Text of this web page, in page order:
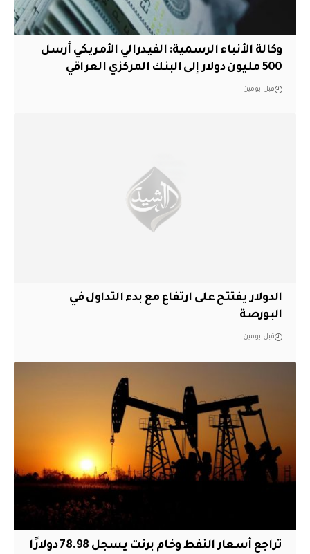
وكالة الأنباء الرسمية: الفيدرالي الأمريكي أرسل
500 مليون دولار إلى البنك المركزي العراقي
قبل يومين
الدولار يفتتح على ارتفاع مع بدء التداول في
البورصة
قبل يومين
تراجع أسعار النفط وخام برنت يسجل 78.98 دولارًا